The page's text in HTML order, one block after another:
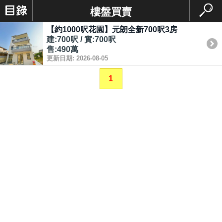
樓盤買賣
【約1000呎花園】元朗全新700呎3房
建:700呎 / 實:700呎
售:490萬
更新日期: 2026-08-05
1